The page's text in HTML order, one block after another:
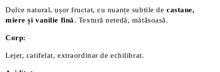
Dulce natural, ușor fructat, cu nuanțe subtile de castane,
miere și vanilie fină. Textură netedă, mătăsoasă.
Corp:
Lejer, catifelat, extraordinar de echilibrat.